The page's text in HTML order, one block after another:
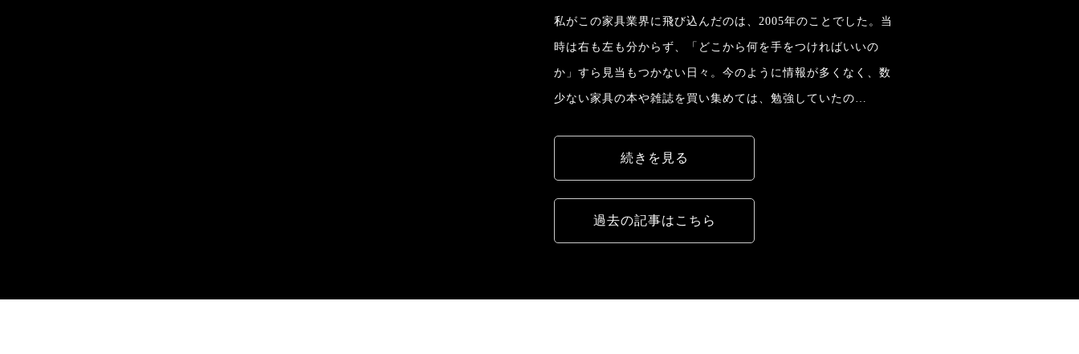
私がこの家具業界に飛び込んだのは、2005年のことでした。当
時は右も左も分からず、「どこから何を手をつければいいの
か」すら見当もつかない日々。今のように情報が多くなく、数
少ない家具の本や雑誌を買い集めては、勉強していたの…
続きを見る
過去の記事はこちら